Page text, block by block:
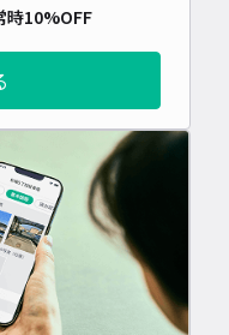
時10%OFF